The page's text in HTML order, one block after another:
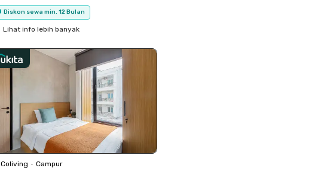
Diskon sewa min. 12 Bulan
Lihat info lebih banyak
Coliving • Campur